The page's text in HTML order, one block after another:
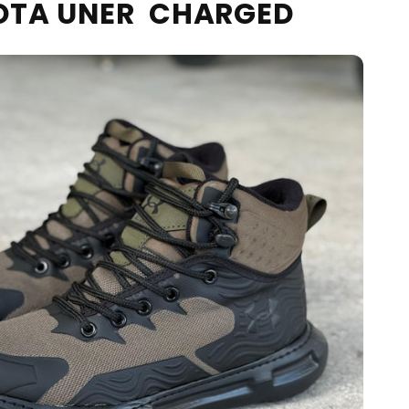
UNER CHARGED